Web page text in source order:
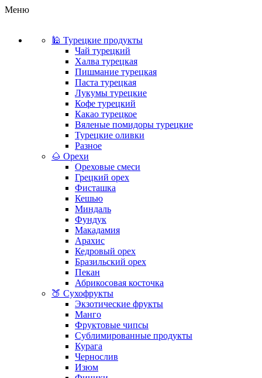
Меню
🕌 Турецкие продукты
Чай турецкий
Халва турецкая
Пишмание турецкая
Паста турецкая
Лукумы турецкие
Кофе турецкий
Какао турецкое
Вяленые помидоры турецкие
Турецкие оливки
Разное
🌰 Орехи
Ореховые смеси
Грецкий орех
Фисташка
Кешью
Миндаль
Фундук
Макадамия
Арахис
Кедровый орех
Бразильский орех
Пекан
Абрикосовая косточка
🍑 Сухофрукты
Экзотические фрукты
Манго
Фруктовые чипсы
Сублимированные продукты
Курага
Чернослив
Изюм